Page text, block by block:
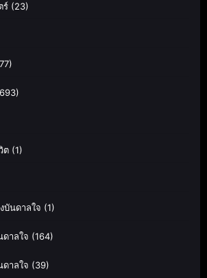
ร์ (23)
ต (1)
บันดาลใจ (1)
ดาลใจ (164)
ดาลใจ (39)